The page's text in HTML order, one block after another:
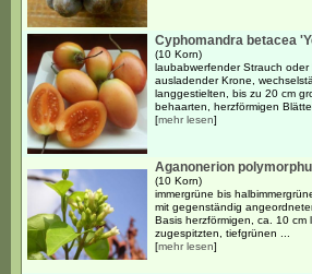
Cyphomandra betacea
(10 Korn)
laubabwerfender Strauch oder
ausladender Krone,
langgestielten, bis zu 20 cm
behaarten, herzförmigen
[mehr lesen]
Aganonerion
(10 Korn)
immergrüne bis
mit gegenständig
Basis herzförmigen, ca. 10 cm
zugespitzten, tiefgrünen ...
[mehr lesen]